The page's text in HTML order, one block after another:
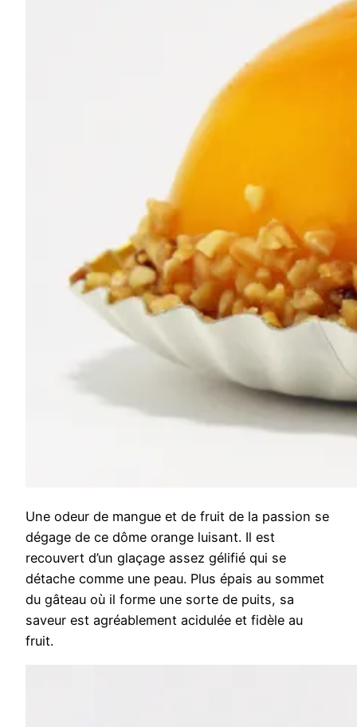
Une odeur de mangue et de fruit de la passion se
dégage de ce dôme orange luisant. Il est
recouvert d’un glaçage assez gélifié qui se
détache comme une peau. Plus épais au sommet
du gâteau où il forme une sorte de puits, sa
saveur est agréablement acidulée et fidèle au
fruit.